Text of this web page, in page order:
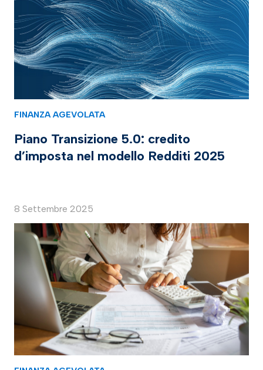
FINANZA AGEVOLATA
Piano Transizione 5.0: credito
d’imposta nel modello Redditi 2025
8 Settembre 2025